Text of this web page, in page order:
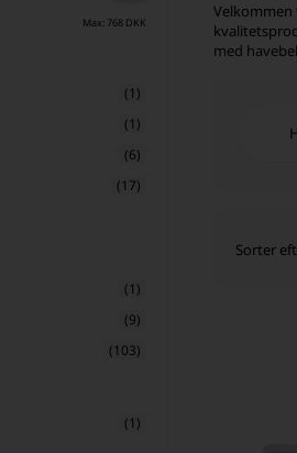
Max: 768 DKK
(1)
(1)
(6)
(17)
(1)
(9)
(103)
(1)
med
Sorter